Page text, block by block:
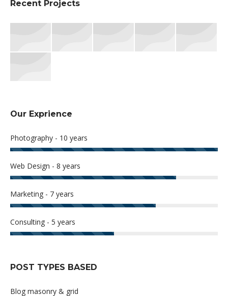
Recent Projects
Our Exprience
Photography - 10 years
Web Design - 8 years
Marketing - 7 years
Consulting - 5 years
POST TYPES BASED
Blog masonry & grid